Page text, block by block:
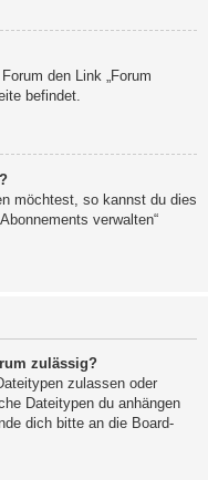
den Link „Forum
befindet.
möchtest, so kannst du dies
verwalten“
zulässig?
zulassen oder
Dateitypen du anhängen
dich bitte an die Board-